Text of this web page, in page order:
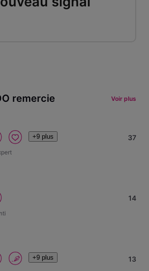
remercie Voir plus
+9 plus 37
14
+9 plus 13